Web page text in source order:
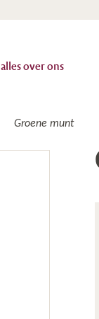
alles over ons
Groene munt